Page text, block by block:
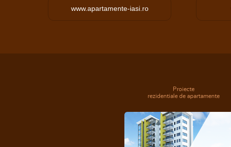
www.apartamente-iasi.ro
Proiecte
rezidentiale de apartamente